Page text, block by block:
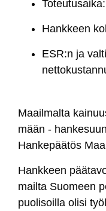
Hank­keen
ESR:n ja
Maail­mal­ta
mään -
Han­ke­pää­tös
Hank­keen
mail­ta Suo­meen
puo­li­soil­la oli­si